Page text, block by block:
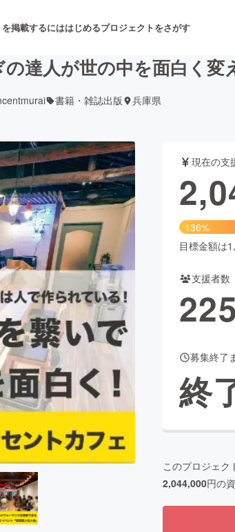
掲載するにははじめるプロジェクトをさがす
舞台・パフォーマンス
開発 フード・飲食店
ビューティー・ヘルスケア
for Social Good
ふるさと納税
machi-ya コミュニティ
達人が世の中を面白く変
書籍・雑誌出版 兵庫県
現在の支
136%
目標金額は
支援者数
225
募集終了
終
このプロジェク
2,044,000円の